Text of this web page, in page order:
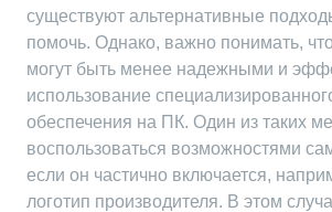
существуют альтернативные
помочь. Однако, важно понимать,
могут быть менее надежными и
использование
обеспечения на ПК. Один из таких
воспользоваться возможностями
если он частично включается,
логотип производителя. В этом